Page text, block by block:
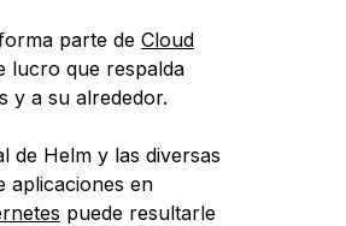
parte de Cloud
lucro que respalda
y a su alrededor.
de Helm y las diversas
aplicaciones en
puede resultarle